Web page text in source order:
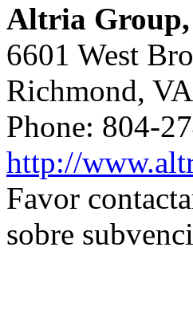
Altria
6601 West
Richmond,
Phone: 804-
http://
Favor
sobre